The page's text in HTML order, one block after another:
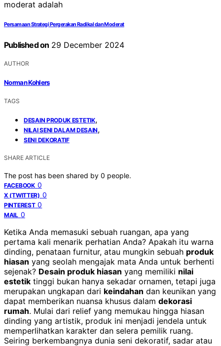
Persamaan Strategi Pergerakan Radikal dan Moderat
Published on 29 December 2024
AUTHOR
Norman Kohlers
TAGS
DESAIN PRODUK ESTETIK,
NILAI SENI DALAM DESAIN,
SENI DEKORATIF
SHARE ARTICLE
The post has been shared by 0 people.
FACEBOOK 0
X (TWITTER) 0
PINTEREST 0
MAIL 0
Ketika Anda memasuki sebuah ruangan, apa yang
pertama kali menarik perhatian Anda? Apakah itu warna
dinding, penataan furnitur, atau mungkin sebuah produk
hiasan yang seolah mengajak mata Anda untuk berhenti
sejenak? Desain produk hiasan yang memiliki nilai
estetik tinggi bukan hanya sekadar ornamen, tetapi juga
merupakan ungkapan dari keindahan dan keunikan yang
dapat memberikan nuansa khusus dalam dekorasi
rumah. Mulai dari relief yang memukau hingga hiasan
dinding yang artistik, produk ini menjadi jendela untuk
memperlihatkan karakter dan selera pemilik ruang.
Seiring berkembangnya dunia seni dekoratif, sadar atau